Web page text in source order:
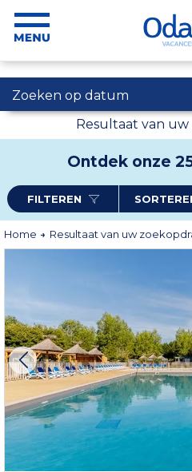
Zoeken op datum
Resultaat van
Ontdek onze
FILTEREN
Home Resultaat van uw